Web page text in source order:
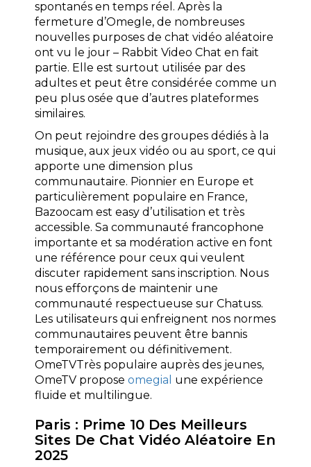
spontanés en temps réel. Après la
fermeture d’Omegle, de nombreuses
nouvelles purposes de chat vidéo aléatoire
ont vu le jour – Rabbit Video Chat en fait
partie. Elle est surtout utilisée par des
adultes et peut être considérée comme un
peu plus osée que d’autres plateformes
similaires.
On peut rejoindre des groupes dédiés à la
musique, aux jeux vidéo ou au sport, ce qui
apporte une dimension plus
communautaire. Pionnier en Europe et
particulièrement populaire en France,
Bazoocam est easy d’utilisation et très
accessible. Sa communauté francophone
importante et sa modération active en font
une référence pour ceux qui veulent
discuter rapidement sans inscription. Nous
nous efforçons de maintenir une
communauté respectueuse sur Chatuss.
Les utilisateurs qui enfreignent nos normes
communautaires peuvent être bannis
temporairement ou définitivement.
OmeTVTrès populaire auprès des jeunes,
OmeTV propose omegial une expérience
fluide et multilingue.
Paris : Prime 10 Des Meilleurs
Sites De Chat Vidéo Aléatoire En
2025